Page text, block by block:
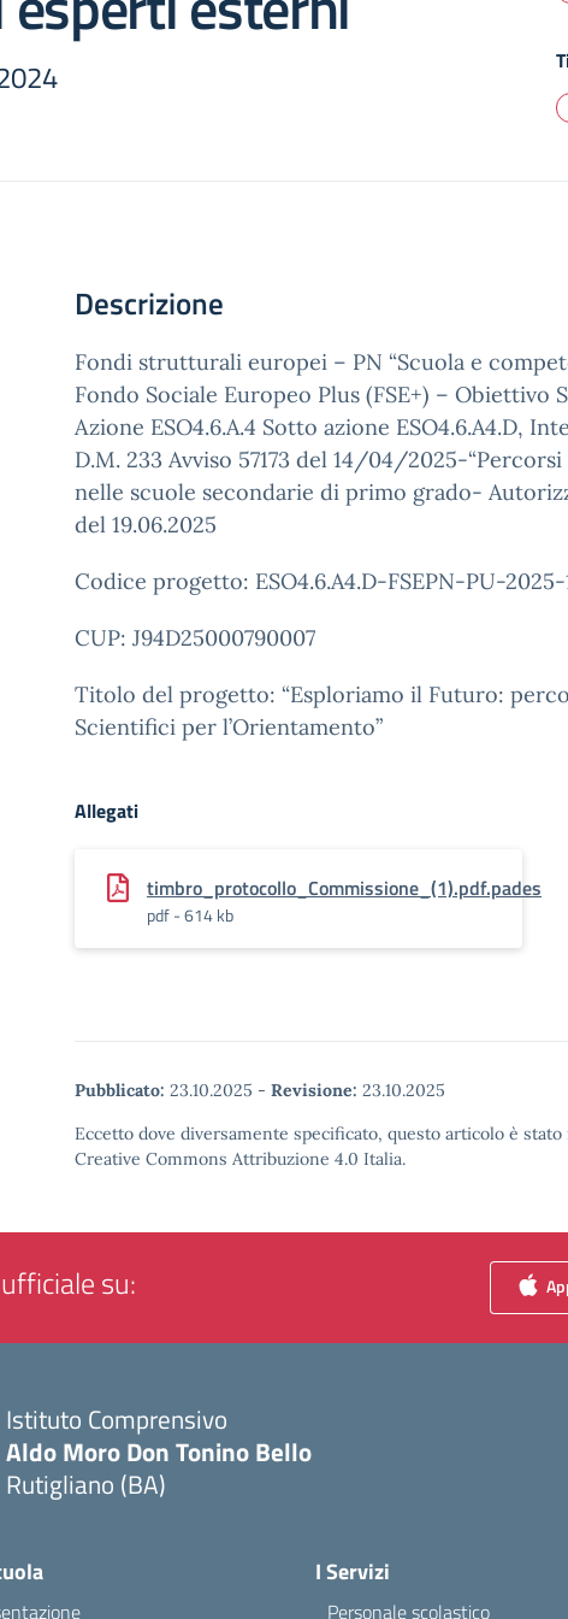
Descrizione
Fondi strutturali europei – PN “Scuola e
Fondo Sociale Europeo Plus (FSE+) – Obiettivo
Azione ESO4.6.A.4 Sotto azione ESO4.6.A4.D,
D.M. 233 Avviso 57173 del 14/04/2025-
nelle scuole secondarie di primo grado-
del 19.06.2025
Codice progetto: ESO4.6.A4.D-FSEPN-PU-2025-
CUP: J94D25000790007
Titolo del progetto: “Esploriamo il Futuro:
Scientifici per l’Orientamento”
Allegati
timbro_protocollo_Commissione_(1).pdf.pades
pdf - 614 kb
Pubblicato: 23.10.2025 - Revisione: 23.10.2025
Eccetto dove diversamente specificato, questo articolo è
Creative Commons Attribuzione 4.0 Italia.
su:
Istituto Comprensivo
Aldo Moro Don Tonino Bello
Rutigliano (BA)
I Servizi
Personale scolastico